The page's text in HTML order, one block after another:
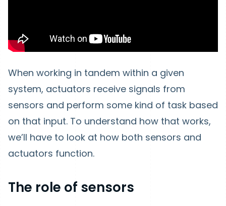
When working in tandem within a given
system, actuators receive signals from
sensors and perform some kind of task based
on that input. To understand how that works,
we’ll have to look at how both sensors and
actuators function.
The role of sensors